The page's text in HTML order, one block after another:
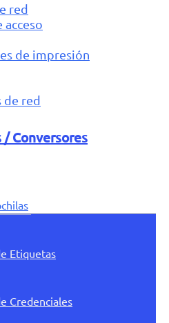
red
acceso
de impresión
de red
Conversores
Etiquetas
Credenciales